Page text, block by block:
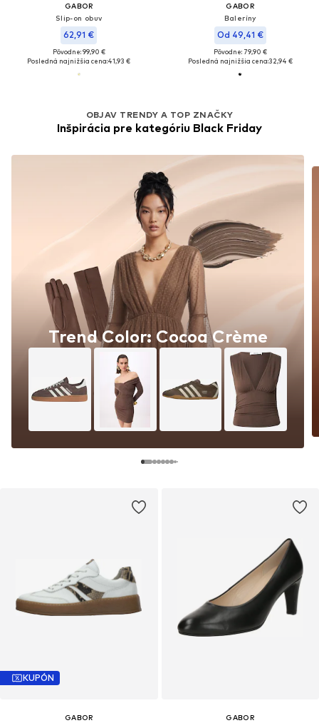
GABOR
Slip-on obuv
62,91 €
Pôvodne: 99,90 €
Posledná najnižšia cena:41,93 €
GABOR
Baleríny
Od 49,41 €
Pôvodne: 79,90 €
Posledná najnižšia cena:32,94 €
KUPÓN
GABOR GABOR
OBJAV TRENDY A TOP ZNAČKY
Inšpirácia pre kategóriu Black Friday
Trend Color: Cocoa Crème